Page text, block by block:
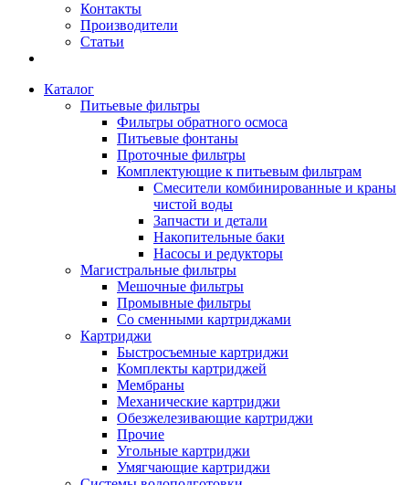
Контакты
Производители
Статьи
Каталог
Питьевые фильтры
Фильтры обратного осмоса
Питьевые фонтаны
Проточные фильтры
Комплектующие к питьевым фильтрам
Смесители комбинированные и краны
чистой воды
Запчасти и детали
Накопительные баки
Насосы и редукторы
Магистральные фильтры
Мешочные фильтры
Промывные фильтры
Со сменными картриджами
Картриджи
Быстросъемные картриджи
Комплекты картриджей
Мембраны
Механические картриджи
Обезжелезивающие картриджи
Прочие
Угольные картриджи
Умягчающие картриджи